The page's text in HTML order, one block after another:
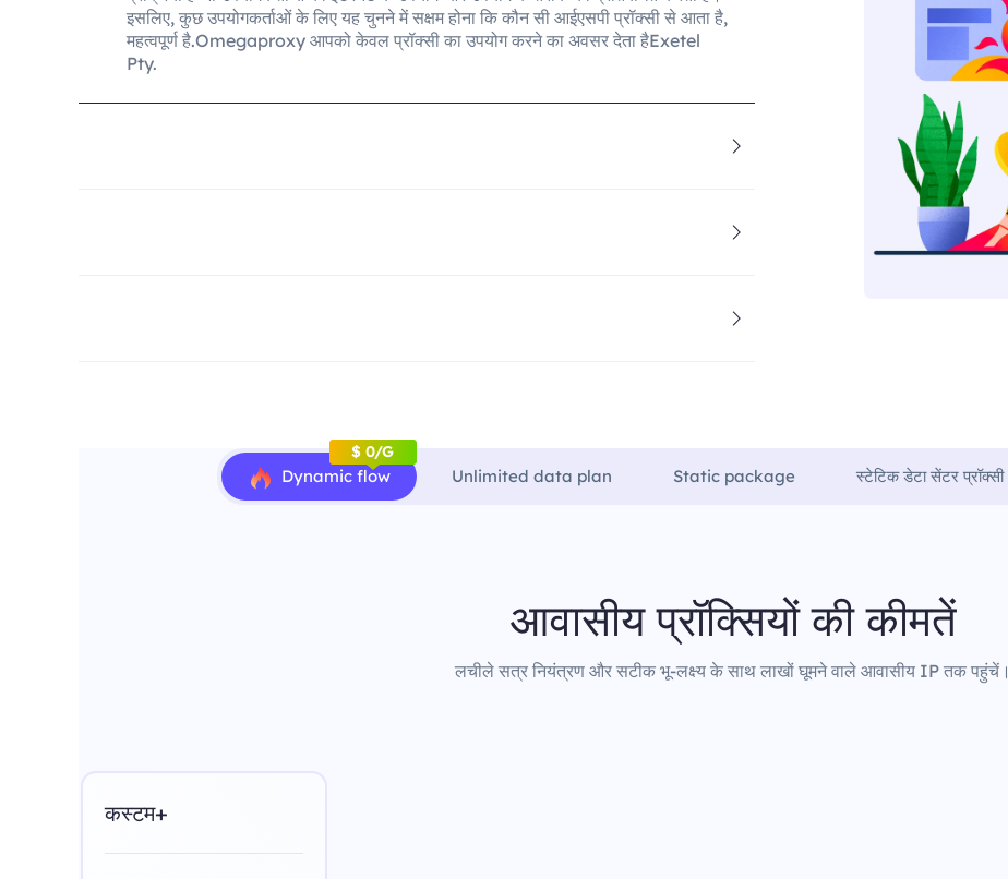
इसलिए, कुछ उपयोगकर्ताओं के लिए यह चुनने में सक्षम होना कि कौन सी आईएसपी प्रॉक्सी से आता है,
महत्वपूर्ण है.Omegaproxy आपको केवल प्रॉक्सी का उपयोग करने का अवसर देता हैExetel
Pty.
Dynamic flow
$ 0/G
Unlimited data plan Static package स्टेटिक डेटा सेंटर प्रॉक्सी
आवासीय प्रॉक्सियों की कीमतें
लचीले सत्र नियंत्रण और सटीक भू-लक्ष्य के साथ लाखों घूमने वाले आवासीय IP तक पहुंचें।
कस्टम+